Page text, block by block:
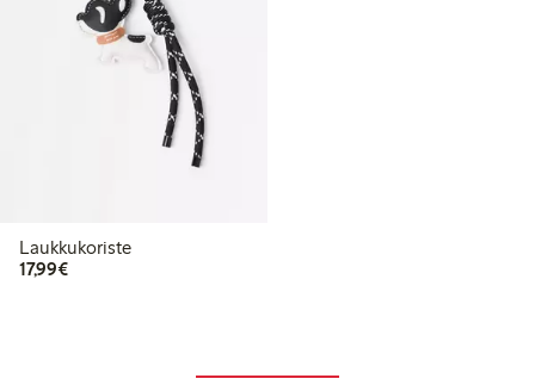
Laukkukoriste
17,99€17,99 €